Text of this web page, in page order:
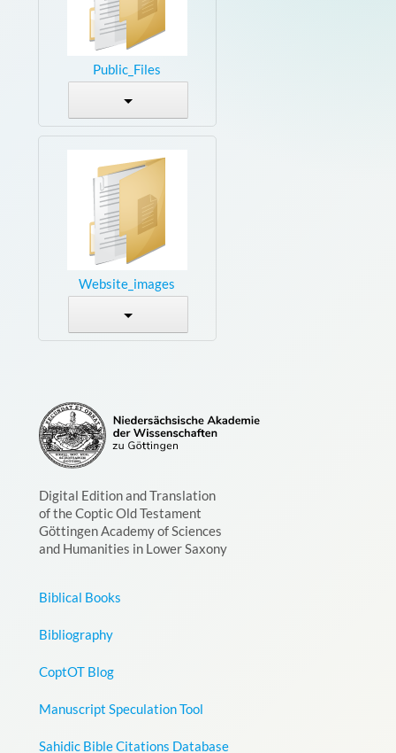
Public_Files
Website_images
Digital Edition and Translation
of the Coptic Old Testament
Göttingen Academy of Sciences
and Humanities in Lower Saxony
Biblical Books
Bibliography
CoptOT Blog
Manuscript Speculation Tool
Sahidic Bible Citations Database